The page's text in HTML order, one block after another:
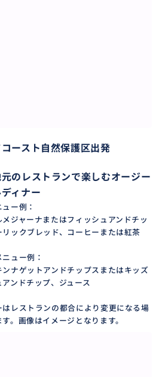
ースト自然保護区出発
のレストランで楽しむオージー
ィナー
ー例：
メジャーナまたはフィッシュアンドチッ
リックブレッド、コーヒーまたは紅茶
ュー例：
ンナゲットアンドチップスまたはキッズ
ンドチップ、ジュース
レストランの都合により変更になる場
。画像はイメージとなります。